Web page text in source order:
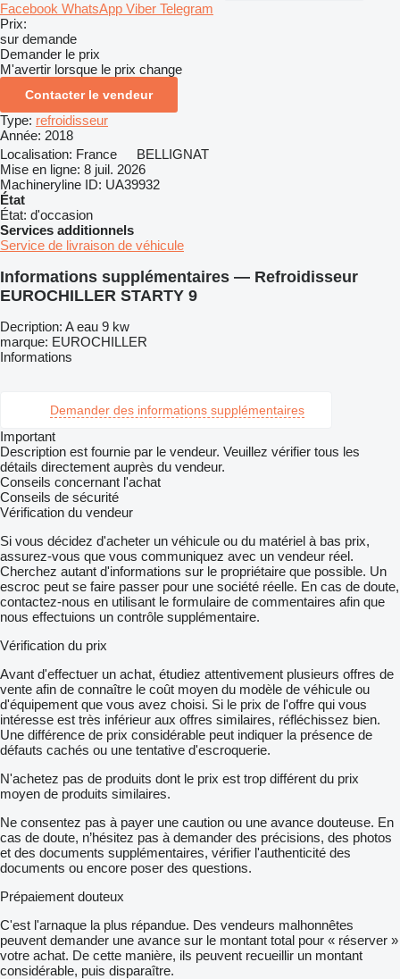
Facebook WhatsApp Viber Telegram
Prix:
sur demande
Demander le prix
M'avertir lorsque le prix change
Contacter le vendeur
Type: refroidisseur
Année: 2018
Localisation: France
BELLIGNAT
Mise en ligne: 8 juil. 2026
Machineryline ID: UA39932
État
État: d'occasion
Services additionnels
Service de livraison de véhicule
Informations supplémentaires — Refroidisseur
EUROCHILLER STARTY 9
Decription: A eau 9 kw
marque: EUROCHILLER
Informations
Demander des informations supplémentaires
Important
Description est fournie par le vendeur. Veuillez vérifier tous les
détails directement auprès du vendeur.
Conseils concernant l'achat
Conseils de sécurité
Vérification du vendeur
Si vous décidez d'acheter un véhicule ou du matériel à bas prix,
assurez-vous que vous communiquez avec un vendeur réel.
Cherchez autant d'informations sur le propriétaire que possible. Un
escroc peut se faire passer pour une société réelle. En cas de doute,
contactez-nous en utilisant le formulaire de commentaires afin que
nous effectuions un contrôle supplémentaire.
Vérification du prix
Avant d'effectuer un achat, étudiez attentivement plusieurs offres de
vente afin de connaître le coût moyen du modèle de véhicule ou
d'équipement que vous avez choisi. Si le prix de l'offre qui vous
intéresse est très inférieur aux offres similaires, réfléchissez bien.
Une différence de prix considérable peut indiquer la présence de
défauts cachés ou une tentative d'escroquerie.
N'achetez pas de produits dont le prix est trop différent du prix
moyen de produits similaires.
Ne consentez pas à payer une caution ou une avance douteuse. En
cas de doute, n’hésitez pas à demander des précisions, des photos
et des documents supplémentaires, vérifier l'authenticité des
documents ou encore poser des questions.
Prépaiement douteux
C'est l'arnaque la plus répandue. Des vendeurs malhonnêtes
peuvent demander une avance sur le montant total pour « réserver »
votre achat. De cette manière, ils peuvent recueillir un montant
considérable, puis disparaître.